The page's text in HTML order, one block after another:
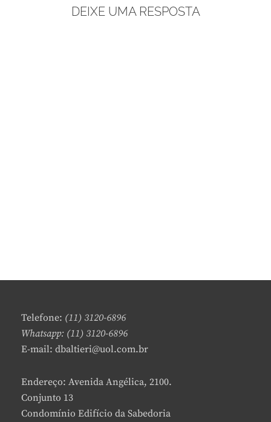
DEIXE UMA RESPOSTA
Telefone: (11) 3120-6896
Whatsapp: (11) 3120-6896
E-mail: dbaltieri@uol.com.br
Endereço: Avenida Angélica, 2100.
Conjunto 13
Condomínio Edifício da Sabedoria